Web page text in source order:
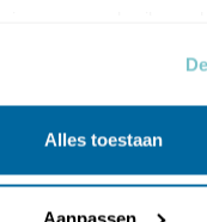
Alles toestaan
Aanpassen
x Vogels voor €